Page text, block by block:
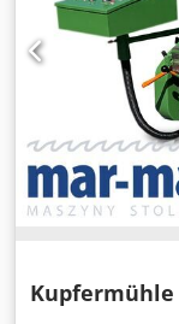
Kupfermühle